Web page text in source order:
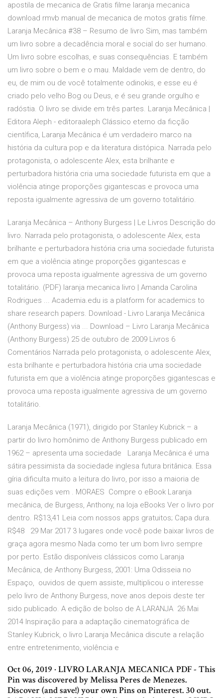
apostila de mecanica de Gratis filme laranja mecanica
download rmvb manual de mecanica de motos gratis filme.
Laranja Mecânica #38 – Resumo de livro Sim, mas também
um livro sobre a decadência moral e social do ser humano.
Um livro sobre escolhas, e suas consequências. E também
um livro sobre o bem e o mau. Maldade vem de dentro, do
eu, de mim ou de você totalmente odinokis, e esse eu é
criado pelo velho Bog ou Deus, e é seu grande orgulho e
radóstia. O livro se divide em três partes. Laranja Mecânica |
Editora Aleph - editoraaleph Clássico eterno da ficção
científica, Laranja Mecânica é um verdadeiro marco na
história da cultura pop e da literatura distópica. Narrada pelo
protagonista, o adolescente Alex, esta brilhante e
perturbadora história cria uma sociedade futurista em que a
violência atinge proporções gigantescas e provoca uma
reposta igualmente agressiva de um governo totalitário.
Laranja Mecânica – Anthony Burgess | Le Livros Descrição do
livro. Narrada pelo protagonista, o adolescente Alex, esta
brilhante e perturbadora história cria uma sociedade futurista
em que a violência atinge proporções gigantescas e
provoca uma reposta igualmente agressiva de um governo
totalitário. (PDF) laranja mecanica livro | Amanda Carolina
Rodrigues ... Academia.edu is a platform for academics to
share research papers. Download - Livro Laranja Mecânica
(Anthony Burgess) via ... Download – Livro Laranja Mecânica
(Anthony Burgess) 25 de outubro de 2009 Livros 6
Comentários Narrada pelo protagonista, o adolescente Alex,
esta brilhante e perturbadora história cria uma sociedade
futurista em que a violência atinge proporções gigantescas e
provoca uma reposta igualmente agressiva de um governo
totalitário.
Laranja Mecânica (1971), dirigido por Stanley Kubrick – a
partir do livro homônimo de Anthony Burgess publicado em
1962 – apresenta uma sociedade Laranja Mecânica é uma
sátira pessimista da sociedade inglesa futura britânica. Essa
gíria dificulta muito a leitura do livro, por isso a maioria de
suas edições vem . MORAES Compre o eBook Laranja
mecânica, de Burgess, Anthony, na loja eBooks Ver o livro por
dentro. R$13,41 Leia com nossos apps gratuitos; Capa dura.
R$48 29 Mar 2017 3 lugares onde você pode baixar livros de
graça agora mesmo Nada como ter um bom livro sempre
por perto. Estão disponíveis clássicos como Laranja
Mecânica, de Anthony Burgess, 2001: Uma Odisseia no
Espaço, ouvidos de quem assiste, multiplicou o interesse
pelo livro de Anthony Burgess, nove anos depois deste ter
sido publicado. A edição de bolso de A LARANJA 26 Mai
2014 Inspiração para a adaptação cinematográfica de
Stanley Kubrick, o livro Laranja Mecânica discute a relação
entre entretenimento, violência e
Oct 06, 2019 · LIVRO LARANJA MECANICA PDF - This
Pin was discovered by Melissa Peres de Menezes.
Discover (and save!) your own Pins on Pinterest. 30 out.